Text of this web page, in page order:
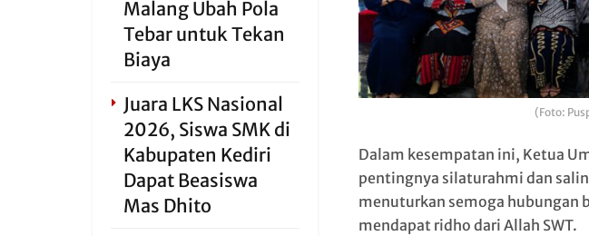
(Foto:
Dalam kesempatan ini, Ketua
pentingnya silaturahmi dan
menuturkan semoga hubungan
mendapat ridho dari Allah SWT.
Malang Ubah Pola
Tebar untuk Tekan
Biaya
Juara LKS Nasional
2026, Siswa SMK di
Kabupaten Kediri
Dapat Beasiswa
Mas Dhito